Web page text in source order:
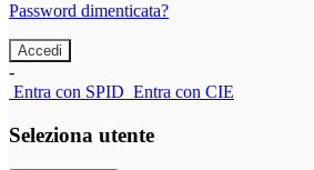
Password dimenticata?
-
Entra con SPID Entra con CIE
Seleziona utente